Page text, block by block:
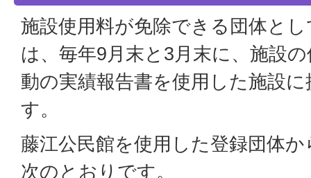
施設使用料が免除できる団体と
は、毎年9月末と3月末に、施設
動の実績報告書を使用した施設
す。
藤江公民館を使用した登録団体
次のとおりです。